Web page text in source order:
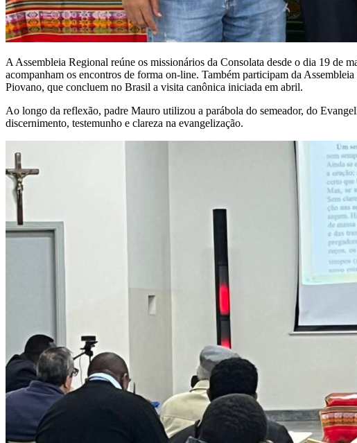
A Assembleia Regional reúne os missionários da Consolata desde o dia 19 de
acompanham os encontros de forma on-line. Também participam da
Piovano, que concluem no Brasil a visita canônica iniciada em abril.
Ao longo da reflexão, padre Mauro utilizou a parábola do semeador, do
discernimento, testemunho e clareza na evangelização.